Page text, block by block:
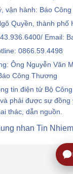
vận hành: Báo
Quyền, thành phố
Email:
0866.59.4498
Ông Nguyễn Văn
Công Thương
tin điện tử Bộ
phải được sự đồng
thác, dẫn nguồn.